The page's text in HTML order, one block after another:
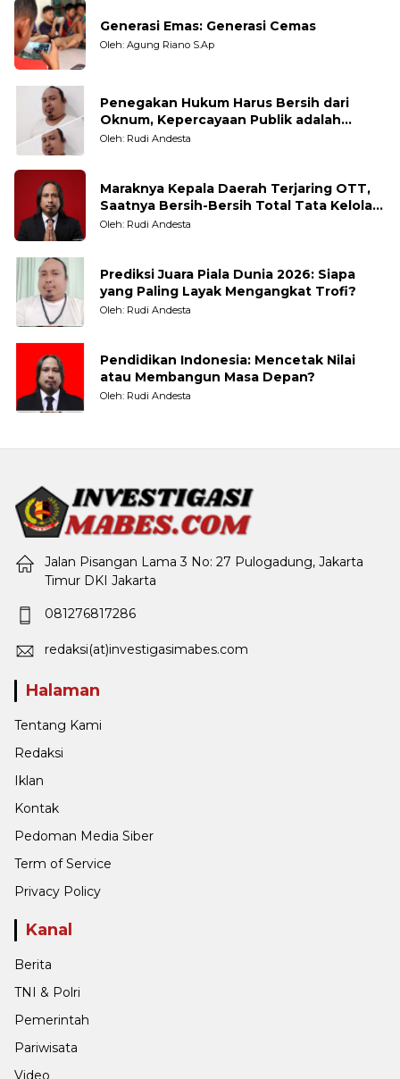
Generasi Emas: Generasi Cemas
Oleh: Agung Riano S.Ap
Penegakan Hukum Harus Bersih dari
Oknum, Kepercayaan Publik adalah
Taruhannya
Oleh: Rudi Andesta
Maraknya Kepala Daerah Terjaring OTT,
Saatnya Bersih-Bersih Total Tata Kelola
Pemerintahan
Oleh: Rudi Andesta
Prediksi Juara Piala Dunia 2026: Siapa
yang Paling Layak Mengangkat Trofi?
Oleh: Rudi Andesta
Pendidikan Indonesia: Mencetak Nilai
atau Membangun Masa Depan?
Oleh: Rudi Andesta
Jalan Pisangan Lama 3 No: 27 Pulogadung, Jakarta
Timur DKI Jakarta
081276817286
redaksi(at)investigasimabes.com
Halaman
Tentang Kami
Redaksi
Iklan
Kontak
Pedoman Media Siber
Term of Service
Privacy Policy
Kanal
Berita
TNI & Polri
Pemerintah
Pariwisata
Video